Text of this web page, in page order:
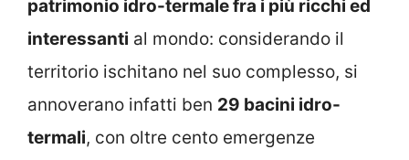
patrimonio idro-termale fra i più ricchi ed
interessanti al mondo: considerando il
territorio ischitano nel suo complesso, si
annoverano infatti ben 29 bacini idro-
termali, con oltre cento emergenze